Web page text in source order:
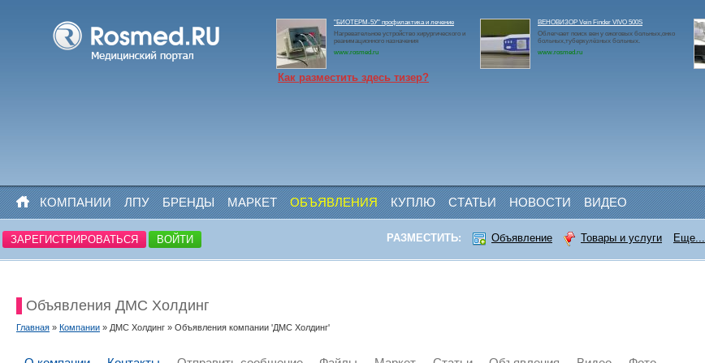
"БИОТЕРМ-5У" профилактика и лечение
Нагревательное устройство хирургического и
реанимационного назначения
www.rosmed.ru
ВЕНОВИЗОР Vein Finder VIVO 500S
Облегчает поиск вен у ожоговых больных,онко
больных,туберкулёзных больных.
www.rosmed.ru
Как разместить здесь тизер?
КОМПАНИИ ЛПУ БРЕНДЫ МАРКЕТ ОБЪЯВЛЕНИЯ КУПЛЮ СТАТЬИ НОВОСТИ ВИДЕО
ЗАРЕГИСТРИРОВАТЬСЯ ВОЙТИ РАЗМЕСТИТЬ: Объявление Товары и услуги Еще...
Объявления ДМС Холдинг
Главная » Компании » ДМС Холдинг » Объявления компании 'ДМС Холдинг'